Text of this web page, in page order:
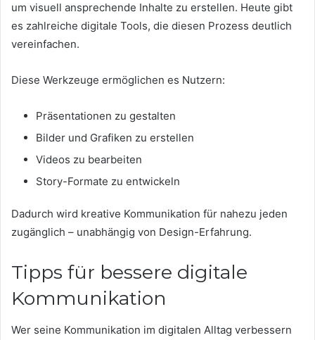
um visuell ansprechende Inhalte zu erstellen. Heute gibt
es zahlreiche digitale Tools, die diesen Prozess deutlich
vereinfachen.
Diese Werkzeuge ermöglichen es Nutzern:
Präsentationen zu gestalten
Bilder und Grafiken zu erstellen
Videos zu bearbeiten
Story-Formate zu entwickeln
Dadurch wird kreative Kommunikation für nahezu jeden
zugänglich – unabhängig von Design-Erfahrung.
Tipps für bessere digitale
Kommunikation
Wer seine Kommunikation im digitalen Alltag verbessern